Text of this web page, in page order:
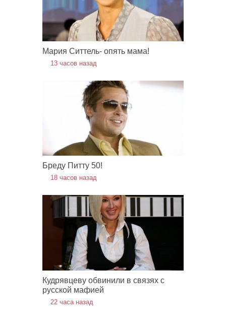
Мария Ситтель- опять мама!
13 часов назад
Бреду Питту 50!
18 часов назад
Кудрявцеву обвинили в связях с
русской мафией
22 часа назад